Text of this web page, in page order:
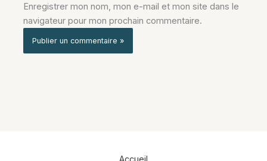
Enregistrer mon nom, mon e-mail et mon site dans le
navigateur pour mon prochain commentaire.